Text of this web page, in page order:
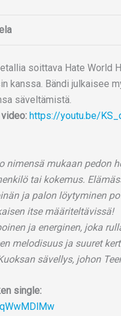
soittava Hate World
kanssa. Bändi julkaisee
säveltämistä.
https://youtu.be/
nimensä mukaan pedon
tai kokemus.
ja palon löytyminen
itse määriteltävissä!
ja energinen, joka
melodisuus ja suuret
sävellys, johon
single: